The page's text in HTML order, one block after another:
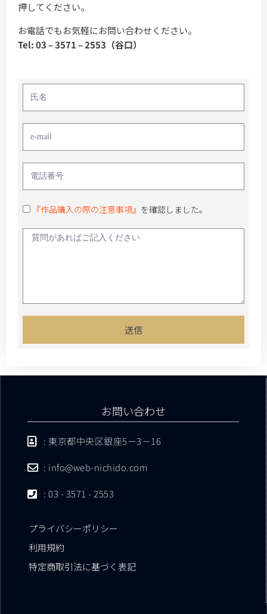
押してください。
お電話でもお気軽にお問い合わせください。
Tel: 03 – 3571 – 2553（谷口）
『作品購入の際の注意事項』 を確認しました。
送信
お問い合わせ
: 東京都中央区銀座5－3－16
: info@web-nichido.com
: 03 - 3571 - 2553
プライバシーポリシー
利用規約
特定商取引法に基づく表記